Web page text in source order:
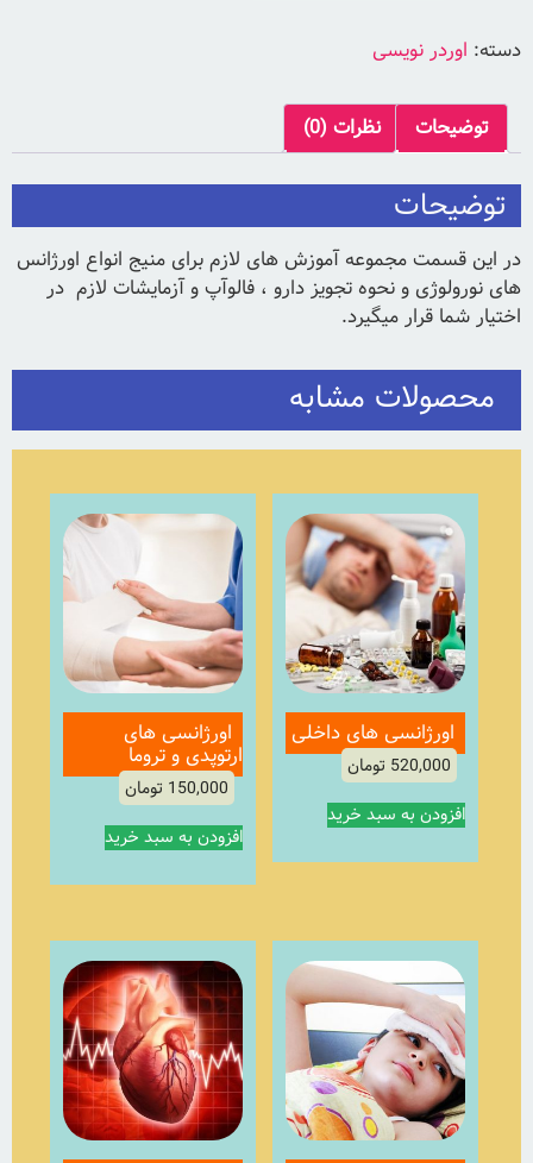
دسته: اوردر نویسی
توضیحات نظرات (0)
توضیحات
در این قسمت مجموعه آموزش های لازم برای منیج انواع اورژانس
های نورولوژی و نحوه تجویز دارو ، فالوآپ و آزمایشات لازم در
اختیار شما قرار میگیرد.
محصولات مشابه
اورژانسی های داخلی
520,000 تومان
افزودن به سبد خرید
اورژانسی های
ارتوپدی و تروما
150,000 تومان
افزودن به سبد خرید